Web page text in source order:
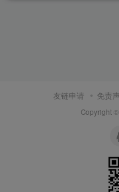
友链申请 免责
Copyright